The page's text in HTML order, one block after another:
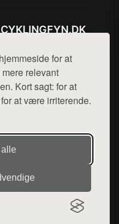
for at
relevant
Kort sagt: for at
at være irriterende.
CYKLINGFYN.DK
Mail: hej@want.dk
Cookie- og privatlivspolitik
udgiver en række
produkter fra
fra denne side - vi